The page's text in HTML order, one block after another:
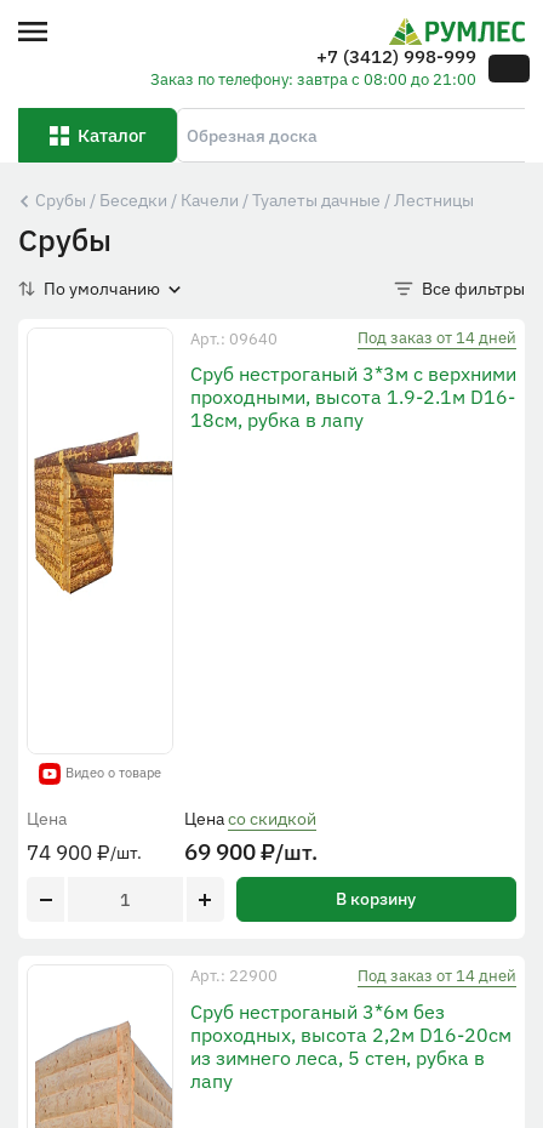
+7 (3412) 998-999
Заказ по телефону: завтра с 08:00 до 21:00
Каталог
Срубы / Беседки / Качели / Туалеты дачные / Лестницы
Срубы
По умолчанию Все фильтры
Видео о товаре
Арт.: 09640 Под заказ от 14 дней
Сруб нестроганый 3*3м с верхними
проходными, высота 1.9-2.1м D16-
18см, рубка в лапу
Цена
74 900₽/шт.
Ценасо скидкой
69 900₽/шт.
В корзину
Арт.: 22900 Под заказ от 14 дней
Сруб нестроганый 3*6м без
проходных, высота 2,2м D16-20см
из зимнего леса, 5 стен, рубка в
лапу